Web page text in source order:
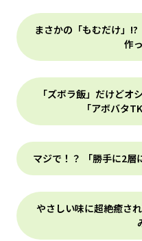
まさかの「もむだけ」
作
「ズボラ飯」だけどオ
「アボバタ
マジで！？ 「勝手に2層
やさしい味に超絶癒さ